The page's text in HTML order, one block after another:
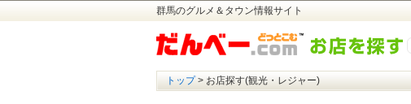
群馬のグルメ＆タウン情報サイト
トップ> お店探す(観光・レジャー)